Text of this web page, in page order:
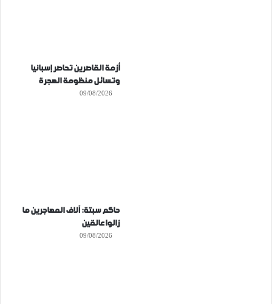
أزمة القاصرين تحاصر إسبانيا
وتسائل منظومة الهجرة
09/08/2026
حاكم سبتة: آلاف المهاجرين ما
زالوا عالقين
09/08/2026